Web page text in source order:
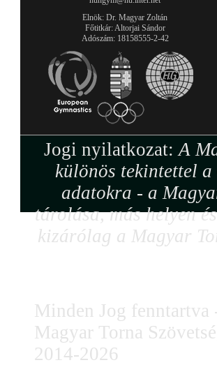
Elnök: Dr. Magyar Zoltán
Főtitkár: Altorjai Sándor
Adószám: 18158555-2-42
Jogi nyilatkozat:A
különös tekintettel a
adatokra - a
tárolása, más helyen
kizárólag a Magyar
Minden Jog fenntartva
Magyar Torna
2014-2026